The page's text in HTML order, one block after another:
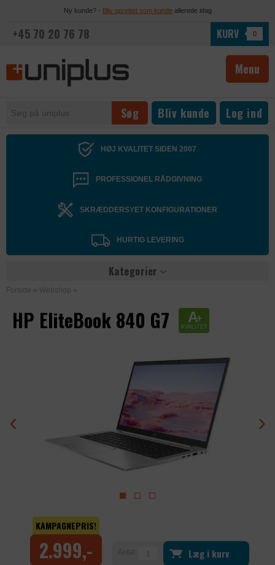
Ny kunde? - Bliv oprettet som kundeallerede idag
+45 70 20 76 78 KURV 0
Menu
Bliv kunde Log ind
HØJ KVALITET SIDEN 2007
PROFESSIONEL RÅDGIVNING
SKRÆDDERSYET KONFIGURATIONER
HURTIG LEVERING
Kategorier
Forside » Webshop »
HP EliteBook 840 G7 A+
KVALITET
‹ ›
KAMPAGNEPRIS!
2.999,- Læg i kurv